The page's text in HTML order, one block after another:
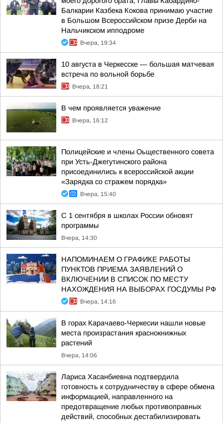
Балкарии Казбека Кокова принимаю участие
в Большом Всероссийском призе Дерби на
Нальчикском ипподроме
Вчера, 19:34
10 августа в Черкесске — большая матчевая
встреча по вольной борьбе
Вчера, 18:21
В чем проявляется уважение
Вчера, 16:12
Полицейские и члены Оьщественного совета
при Усть-Джегутинского района
присоединились к всероссийской акции
«Зарядка со стражем порядка»
Вчера, 15:40
С 1 сентября в школах России обновят
программы
Вчера, 14:30
НАПОМИНАЕМ О ГРАФИКЕ РАБОТЫ
ПУНКТОВ ПРИЕМА ЗАЯВЛЕНИЙ О
ВКЛЮЧЕНИИ В СПИСОК ПО МЕСТУ
НАХОЖДЕНИЯ НА ВЫБОРАХ ГОСДУМЫ РФ
Вчера, 14:16
В горах Карачаево-Черкесии нашли новые
места произрастания краснокнижных
растений
Вчера, 14:06
Лариса Хасанбиевна подтвердила
готовность к сотрудничеству в сфере обмена
информацией, направленного на
предотвращение любых противоправных
действий, способных дестабилизировать